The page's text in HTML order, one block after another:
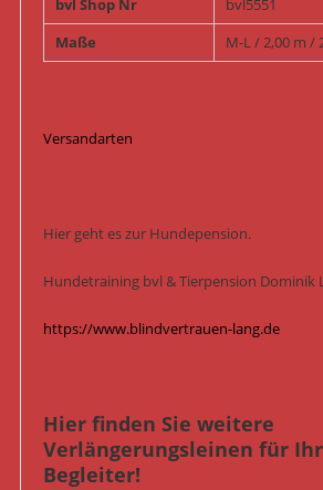
bvl Shop Nr
bvl5551
Maße
M-L / 2,00 m /
Versandarten
Hier geht es zur Hundepension.
Hundetraining bvl & Tierpension Dominik
https://www.blindvertrauen-lang.de
Hier finden Sie weitere
Verlängerungsleinen für
Begleiter!